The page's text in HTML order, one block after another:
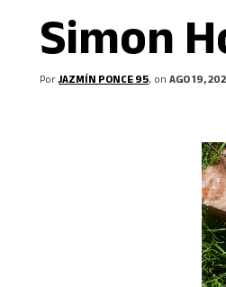
Simon
PorJAZMÍN PONCE 95, on AGO 19,